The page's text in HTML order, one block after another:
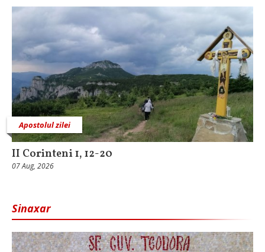
Apostolul zilei
II Corinteni 1, 12-20
07 Aug, 2026
Sinaxar